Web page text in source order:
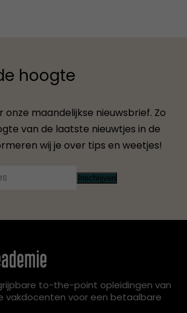
hoogte
onze maandelijkse nieuwsbrief. Zo
van de laatste nieuwtjes in de
wij je over tips en weetjes!
Inschrijven
to-the-point opleidingen van
vakdocenten voor een betaalbare